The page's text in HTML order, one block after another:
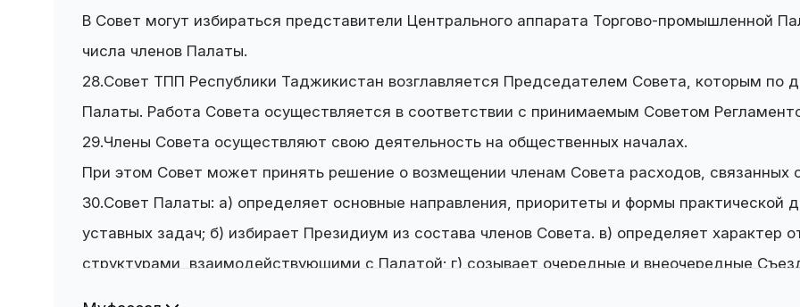
В Совет могут избираться представители Центрального аппарата Торгово-промышленной
числа членов Палаты.
28.Совет ТПП Республики Таджикистан возглавляется Председателем Совета, которым по
Палаты. Работа Совета осуществляется в соответствии с принимаемым Советом
29.Члены Совета осуществляют свою деятельность на общественных началах.
При этом Совет может принять решение о возмещении членам Совета расходов, связанных
30.Совет Палаты: а) определяет основные направления, приоритеты и формы практической
уставных задач; б) избирает Президиум из состава членов Совета. в) определяет характер
структурами, взаимодействующими с Палатой; г) созывает очередные и внеочередные
очередного Съезда Палаты членов ревизионной комиссии Палаты вместо выбывших членов;